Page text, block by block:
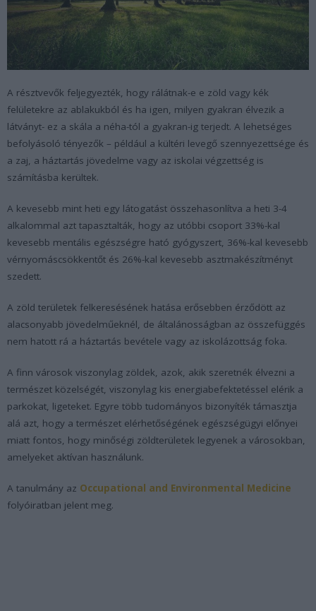
A résztvevők feljegyezték, hogy rálátnak-e e zöld vagy kék
felületekre az ablakukból és ha igen, milyen gyakran élvezik a
látványt- ez a skála a néha-tól a gyakran-ig terjedt. A lehetséges
befolyásoló tényezők – például a kültéri levegő szennyezettsége és
a zaj, a háztartás jövedelme vagy az iskolai végzettség is
számításba kerültek.
A kevesebb mint heti egy látogatást összehasonlítva a heti 3-4
alkalommal azt tapasztalták, hogy az utóbbi csoport 33%-kal
kevesebb mentális egészségre ható gyógyszert, 36%-kal kevesebb
vérnyomáscsökkentőt és 26%-kal kevesebb asztmakészítményt
szedett.
A zöld területek felkeresésének hatása erősebben érződött az
alacsonyabb jövedelműeknél, de általánosságban az összefüggés
nem hatott rá a háztartás bevétele vagy az iskolázottság foka.
A finn városok viszonylag zöldek, azok, akik szeretnék élvezni a
természet közelségét, viszonylag kis energiabefektetéssel elérik a
parkokat, ligeteket. Egyre több tudományos bizonyíték támasztja
alá azt, hogy a természet elérhetőségének egészségügyi előnyei
miatt fontos, hogy minőségi zöldterületek legyenek a városokban,
amelyeket aktívan használunk.
A tanulmány az Occupational and Environmental Medicine
folyóiratban jelent meg.